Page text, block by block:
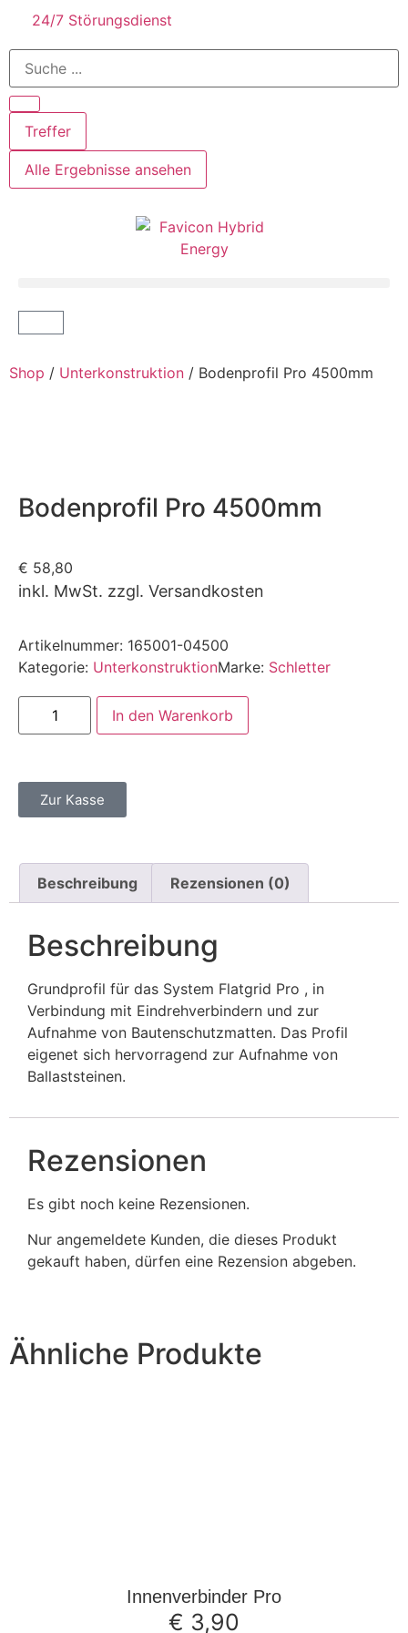
24/7 Störungsdienst
Treffer
Alle Ergebnisse ansehen
Shop / Unterkonstruktion / Bodenprofil Pro 4500mm
Bodenprofil Pro 4500mm
€ 58,80
inkl. MwSt. zzgl. Versandkosten
Artikelnummer: 165001-04500
Kategorie: UnterkonstruktionMarke: Schletter
In den Warenkorb
Zur Kasse
Beschreibung Rezensionen (0)
Beschreibung
Grundprofil für das System Flatgrid Pro , in
Verbindung mit Eindrehverbindern und zur
Aufnahme von Bautenschutzmatten. Das Profil
eigenet sich hervorragend zur Aufnahme von
Ballaststeinen.
Rezensionen
Es gibt noch keine Rezensionen.
Nur angemeldete Kunden, die dieses Produkt
gekauft haben, dürfen eine Rezension abgeben.
Ähnliche Produkte
Innenverbinder Pro
€ 3,90